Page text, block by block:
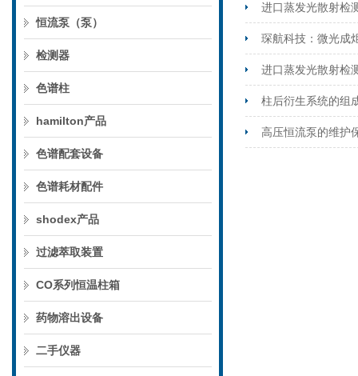
恒流泵（泵）
检测器
色谱柱
hamilton产品
色谱配套设备
色谱耗材配件
shodex产品
过滤萃取装置
CO系列恒温柱箱
药物溶出设备
二手仪器
进口蒸发光散射检
琛航科技：微光成
进口蒸发光散射检
柱后衍生系统的组
高压恒流泵的维护